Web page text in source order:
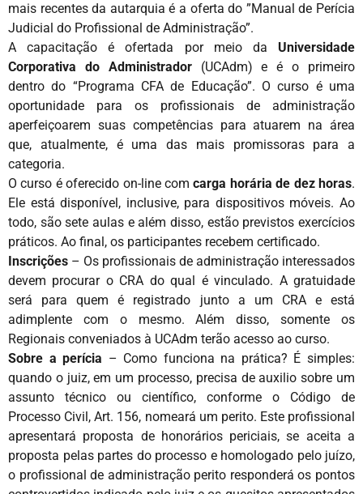
mais recentes da autarquia é a oferta do ”Manual de Perícia
Judicial do Profissional de Administração”.
A capacitação é ofertada por meio da Universidade
Corporativa do Administrador(UCAdm) e é o primeiro
dentro do “Programa CFA de Educação”. O curso é uma
oportunidade para os profissionais de administração
aperfeiçoarem suas competências para atuarem na área
que, atualmente, é uma das mais promissoras para a
categoria.
O curso é oferecido on-line comcarga horária de dez horas.
Ele está disponível, inclusive, para dispositivos móveis. Ao
todo, são sete aulas e além disso, estão previstos exercícios
práticos. Ao final, os participantes recebem certificado.
Inscrições – Os profissionais de administração interessados
devem procurar o CRA do qual é vinculado. A gratuidade
será para quem é registrado junto a um CRA e está
adimplente com o mesmo. Além disso, somente os
Regionais conveniados à UCAdm terão acesso ao curso.
Sobre a perícia – Como funciona na prática? É simples:
quando o juiz, em um processo, precisa de auxilio sobre um
assunto técnico ou científico, conforme o Código de
Processo Civil, Art. 156, nomeará um perito. Este profissional
apresentará proposta de honorários periciais, se aceita a
proposta pelas partes do processo e homologado pelo juízo,
o profissional de administração perito responderá os pontos